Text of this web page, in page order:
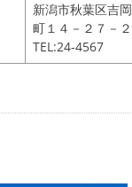
新潟市秋葉区吉岡
町１４－２７－２
TEL:24-4567